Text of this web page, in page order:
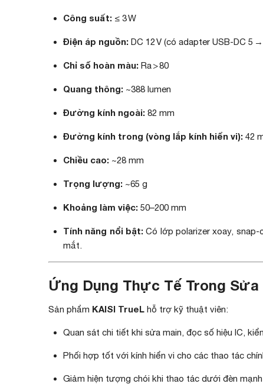
Công suất: ≤ 3 W
Điện áp nguồn: DC 12 V (có adapter USB‑DC 5 →
Chỉ số hoàn màu: Ra > 80
Quang thông: ~388 lumen
Đường kính ngoài: 82 mm
Đường kính trong (vòng lắp kính hiển vi): 42
Chiều cao: ~28 mm
Trọng lượng: ~65 g
Khoảng làm việc: 50–200 mm
Tính năng nổi bật: Có lớp polarizer xoay,
mắt.
Ứng Dụng Thực Tế Trong
Sản phẩm KAISI True L hỗ trợ kỹ thuật viên:
Quan sát chi tiết khi sửa main, đọc số hiệu IC,
Phối hợp tốt với kính hiển vi cho các thao tác
Giảm hiện tượng chói khi thao tác dưới đèn